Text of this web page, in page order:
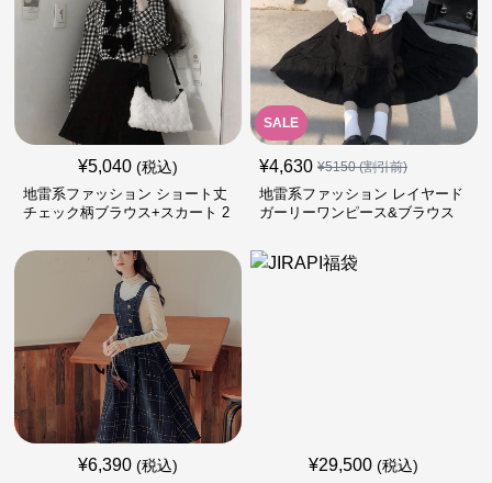
¥5,040 (税込)
地雷系ファッション ショート丈
チェック柄ブラウス+スカート 2
SALE
¥4,630 ¥5150(割引前)
地雷系ファッション レイヤード
ガーリーワンピース&ブラウス
¥6,390 (税込) ¥29,500 (税込)